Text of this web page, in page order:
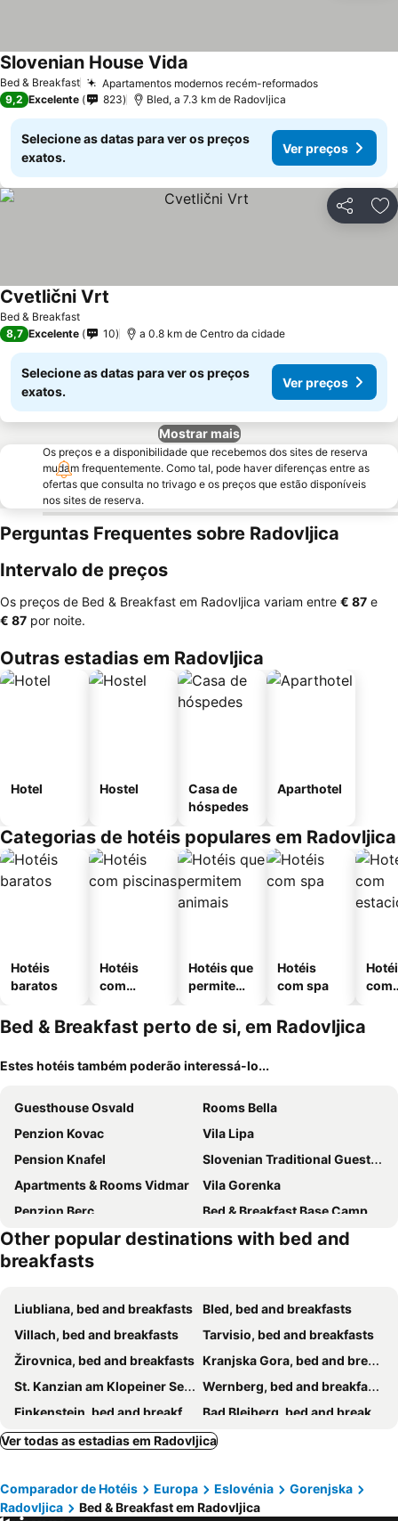
Bed & Breakfast Apartamentos modernos recém-reformados
Slovenian House Vida
9,2 Excelente 823 Bled, a 7.3 km de Radovljica
Selecione as datas para ver os preços
exatos.
Ver preços
Partilhar
Bed & Breakfast
Cvetlični Vrt
8,7 Excelente 10 a 0.8 km de Centro da cidade
Selecione as datas para ver os preços
exatos.
Ver preços
Mostrar mais
Os preços e a disponibilidade que recebemos dos sites de reserva
mudam frequentemente. Como tal, pode haver diferenças entre as
ofertas que consulta no trivago e os preços que estão disponíveis
nos sites de reserva.
Perguntas Frequentes sobre Radovljica
Intervalo de preços
Os preços de Bed & Breakfast em Radovljica variam entre ‎€ 87 e
‎€ 87 por noite.
Outras estadias em Radovljica
Hotel Hostel
Casa de
hóspedes
Aparthotel
Categorias de hotéis populares em Radovljica
Hotéis
baratos
Hotéis
com
Hotéis que
permitem
Hotéis
com spa
com
Bed & Breakfast perto de si, em Radovljica
Estes hotéis também poderão interessá-lo...
Guesthouse Osvald
Rooms Bella
Penzion Kovac
Vila Lipa
Pension Knafel
Slovenian Traditional Guest House
Apartments & Rooms Vidmar
Vila Gorenka
Penzion Berc
Bed & Breakfast Base Camp
Other popular destinations with bed and
breakfasts
Liubliana, bed and breakfasts
Bled, bed and breakfasts
Villach, bed and breakfasts
Tarvisio, bed and breakfasts
Žirovnica, bed and breakfasts Kranjska Gora, bed and breakfasts
St. Kanzian am Klopeiner See, bed and breakfasts
Wernberg, bed and breakfasts
Finkenstein, bed and breakfasts
Bad Bleiberg, bed and breakfasts
Klagenfurt am Wörthersee, bed and breakfasts
Arnoldstein, bed and breakfasts
Pörtschach, bed and breakfasts
Bohinj, bed and breakfasts
Velden, bed and breakfasts
Kranj, bed and breakfasts
Ver todas as estadias em Radovljica
Comparador de Hotéis Europa Eslovénia
Gorenjska
Radovljica
Bed & Breakfast em Radovljica